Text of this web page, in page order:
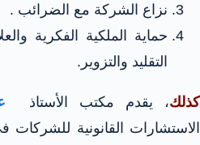
نزاع الشركة مع الضرائب .
حماية الملكية الفكرية
التقليد والتزوير.
كذلك، يقدم مكتب الأستاذ
الاستشارات القانونية